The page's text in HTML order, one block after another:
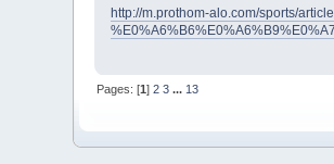
http://m.prothom-alo.com/sports/
Pages: [1]2 3 ... 13